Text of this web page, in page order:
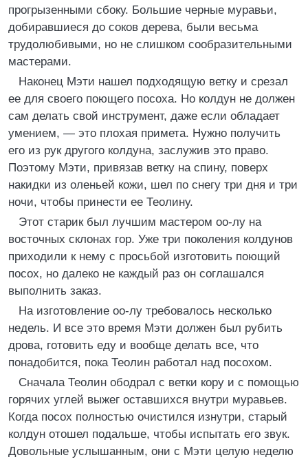
прогрызенными сбоку. Большие черные муравьи,
добиравшиеся до соков дерева, были весьма
трудолюбивыми, но не слишком сообразительными
мастерами.
Наконец Мэти нашел подходящую ветку и срезал
ее для своего поющего посоха. Но колдун не должен
сам делать свой инструмент, даже если обладает
умением, — это плохая примета. Нужно получить
его из рук другого колдуна, заслужив это право.
Поэтому Мэти, привязав ветку на спину, поверх
накидки из оленьей кожи, шел по снегу три дня и три
ночи, чтобы принести ее Теолину.
Этот старик был лучшим мастером оо-лу на
восточных склонах гор. Уже три поколения колдунов
приходили к нему с просьбой изготовить поющий
посох, но далеко не каждый раз он соглашался
выполнить заказ.
На изготовление оо-лу требовалось несколько
недель. И все это время Мэти должен был рубить
дрова, готовить еду и вообще делать все, что
понадобится, пока Теолин работал над посохом.
Сначала Теолин ободрал с ветки кору и с помощью
горячих углей выжег оставшихся внутри муравьев.
Когда посох полностью очистился изнутри, старый
колдун отошел подальше, чтобы испытать его звук.
Довольные услышанным, они с Мэти целую неделю